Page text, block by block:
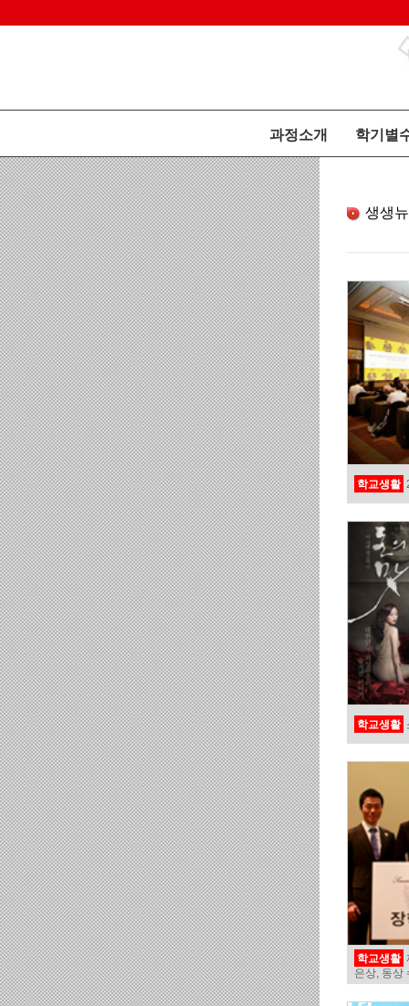
과정소개 학기별
생생
학교생활
학교생활
학교생활
은상, 동상